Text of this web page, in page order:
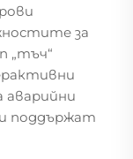
за
„тъч“
аварийни
и поддържат